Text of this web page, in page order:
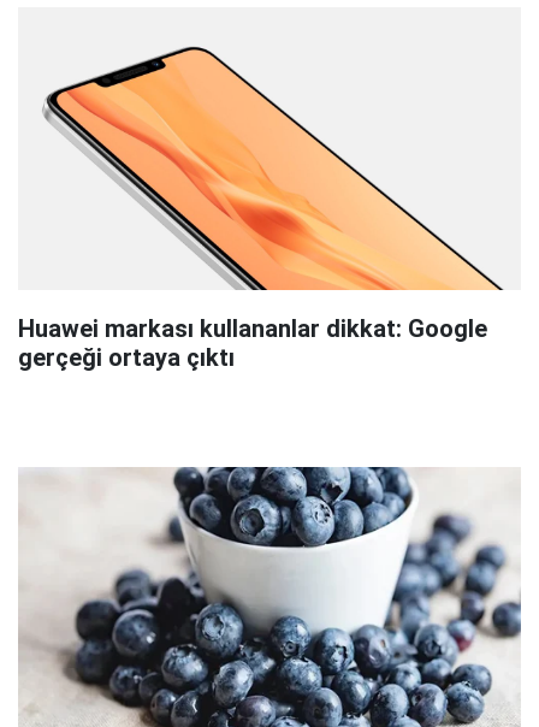
Huawei markası kullananlar dikkat: Google
gerçeği ortaya çıktı